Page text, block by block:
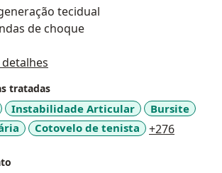
tecidual
de choque
tratadas
Instabilidade Articular
Bursite
Cotovelo de tenista +276